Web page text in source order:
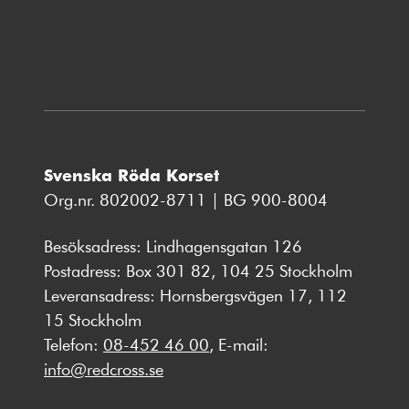
Svenska Röda Korset
Org.nr. 802002-8711 | BG 900-8004
Besöksadress: Lindhagensgatan 126
Postadress: Box 301 82, 104 25 Stockholm
Leveransadress: Hornsbergsvägen 17, 112
15 Stockholm
Telefon: 08-452 46 00, E-mail:
info@redcross.se